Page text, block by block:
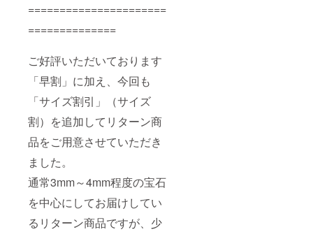
======================
==============
ご好評いただいております
「早割」に加え、今回も
「サイズ割引」（サイズ
割）を追加してリターン商
品をご用意させていただき
ました。
通常3mm～4mm程度の宝石
を中心にしてお届けしてい
るリターン商品ですが、少